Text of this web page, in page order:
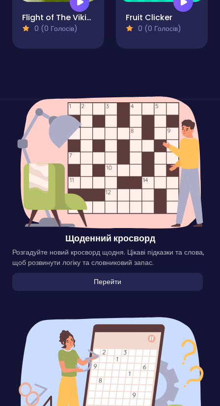
Flight of The Viking
0 (0 Голосів)
Fruit Clicker
0 (0 Голосів)
Щоденний кросворд
Розгадуйте новий кросворд щодня. Цікаві підказки та слова,
щоб розвинути логіку та словниковий запас.
Перейти